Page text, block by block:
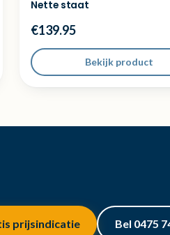
Nette staat
€139.95
Bekijk product
prijsindicatie Bel 0475